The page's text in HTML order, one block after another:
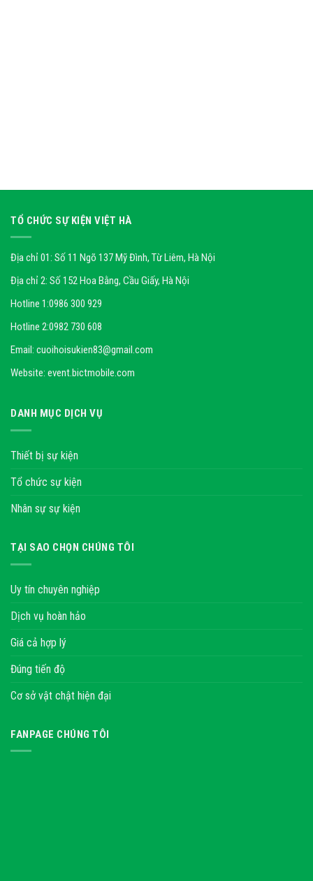
TỔ CHỨC SỰ KIỆN VIỆT HÀ
Địa chỉ 01: Số 11 Ngõ 137 Mỹ Đình, Từ Liêm, Hà Nội
Địa chỉ 2: Số 152 Hoa Bằng, Cầu Giấy, Hà Nội
Hotline 1:0986 300 929
Hotline 2:0982 730 608
Email: cuoihoisukien83@gmail.com
Website: event.bictmobile.com
DANH MỤC DỊCH VỤ
Thiết bị sự kiện
Tổ chức sự kiện
Nhân sự sự kiện
TẠI SAO CHỌN CHÚNG TÔI
Uy tín chuyên nghiệp
Dịch vụ hoàn hảo
Giá cả hợp lý
Đúng tiến độ
Cơ sở vật chật hiện đại
FANPAGE CHÚNG TÔI